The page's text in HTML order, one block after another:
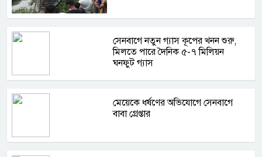
সেনবাগে নতুন গ্যাস কূপের খনন শুরু,
মিলতে পারে দৈনিক ৫-৭ মিলিয়ন
ঘনফুট গ্যাস
মেয়েকে ধর্ষণের অভিযোগে সেনবাগে
বাবা গ্রেপ্তার